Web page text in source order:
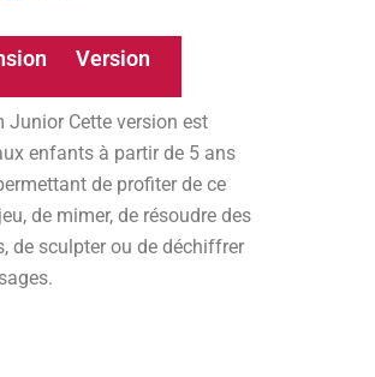
Version
Junior Cette version est
enfants à partir de 5 ans
de profiter de ce
de mimer, de résoudre des
de sculpter ou de déchiffrer